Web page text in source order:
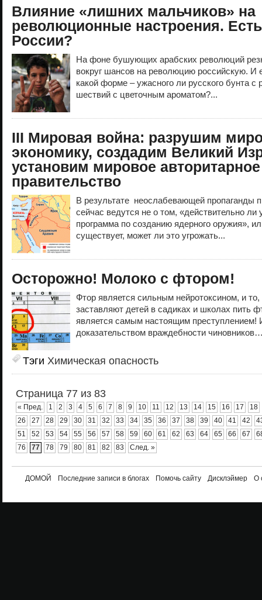
Влияние «лишних мальчиков» на
революционные настроения.
России?
На фоне бушующих арабских революций
вокруг шансов на революцию российскую. И
какой форме – ужасного ли русского бунта
шествий с цветочным ароматом?...
III Мировая война: разрушим
экономику, создадим Великий
установим мировое авторитарное
правительство
В результате неослабевающей пропаганды
сейчас ведутся не о том, «действительно ли
программа по созданию ядерного оружия»,
существует, может ли это угрожать...
Осторожно! Молоко с фтором!
Фтор является сильным нейротоксином, и то,
заставляют детей в садиках и школах пить
является самым настоящим
доказательством враждебности
Тэги Химическая опасность
Страница 77 из 83
« Пред. 1 2 3 4 5 6 7 8 9 10 11 12 13 14 15 16 17
18
26
27 28 29 30 31 32 33 34 35 36 37 38 39 40 41 42
51
52 53 54 55 56 57 58 59 60 61 62 63 64 65 66 67
76
77 78 79 80 81 82 83 След. »
ДОМОЙ Последние записи в блогах Помочь сайту Дисклэймер О